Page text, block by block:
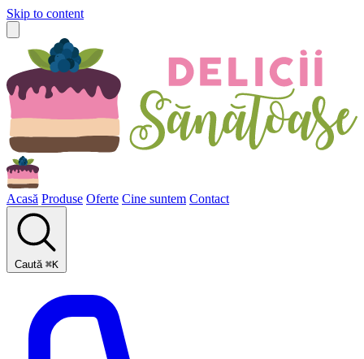
Skip to content
Acasă Produse Oferte Cine suntem Contact
Caută ⌘K